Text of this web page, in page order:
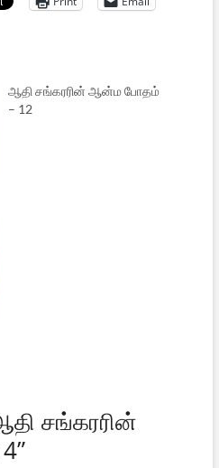
ஆதி சங்கரரின் ஆன்ம போதம்
– 12
சங்கரரின்